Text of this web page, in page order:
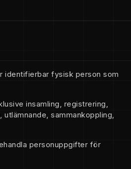
identifierbar fysisk person som
insamling, registrering,
sammankoppling,
personuppgifter för